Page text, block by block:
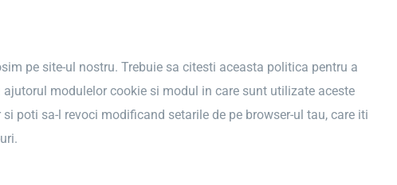
pe site-ul nostru. Trebuie sa citesti aceasta politica pentru a
modulelor cookie si modul in care sunt utilizate aceste
poti sa-l revoci modificand setarile de pe browser-ul tau, care iti